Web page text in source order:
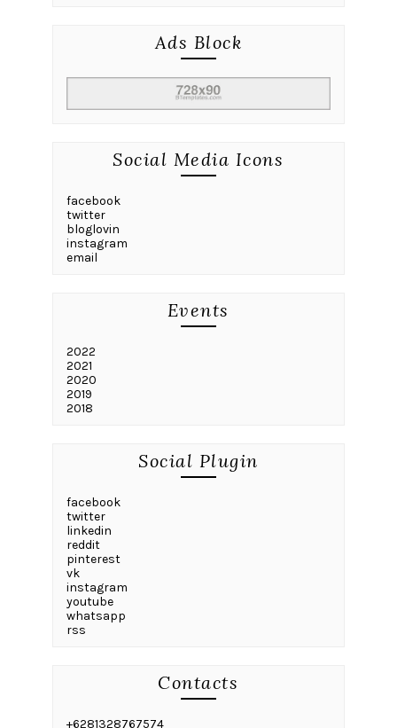
Ads Block
Social Media Icons
facebook
twitter
bloglovin
instagram
email
Events
2022
2021
2020
2019
2018
Social Plugin
facebook
twitter
linkedin
reddit
pinterest
vk
instagram
youtube
whatsapp
rss
Contacts
+6281328767574